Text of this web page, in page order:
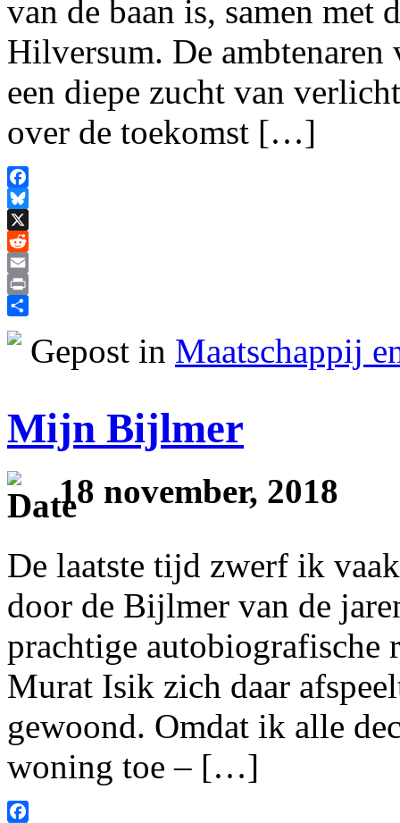
van de baan is, samen met
Hilversum. De
een diepe zucht van
over de toekomst […]
Facebook
Bluesky
X
Reddit
Email
Print
Gepost in Maatschappij
Mijn Bijlmer
18 november, 2018
De laatste tijd zwerf ik
door de Bijlmer van de
prachtige autobiografische
Murat Isik zich daar
gewoond. Omdat ik alle
woning toe – […]